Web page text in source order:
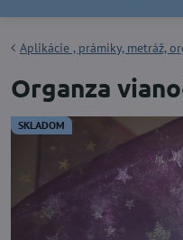
SKLADOM
Aplikácie , prámiky, metráž,
Organza